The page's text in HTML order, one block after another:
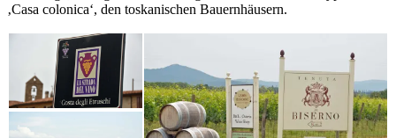
‚Casa colonica‘, den toskanischen Bauernhäusern.